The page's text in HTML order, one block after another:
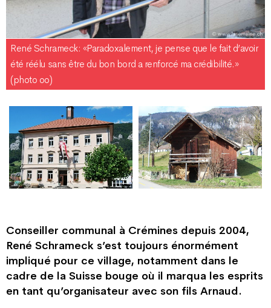
René Schrameck: «Paradoxalement, je pense que le fait d’avoir
été réélu sans être du bon bord a renforcé ma crédibilité.»
(photo oo)
Conseiller communal à Crémines depuis 2004,
René Schrameck s’est toujours énormément
impliqué pour ce village, notamment dans le
cadre de la Suisse bouge où il marqua les esprits
en tant qu’organisateur avec son fils Arnaud.